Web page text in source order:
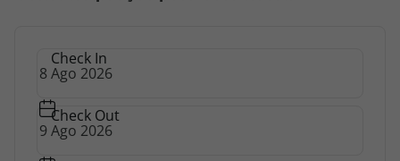
topatlantico@topatlantico.com
Check In
Check Out